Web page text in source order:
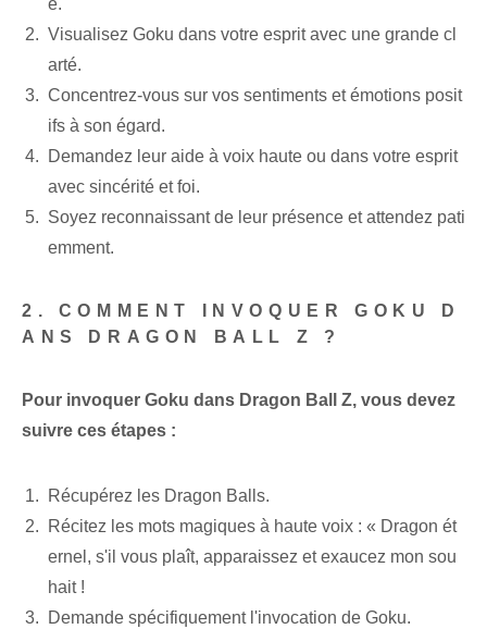
e.
Visualisez Goku dans votre esprit avec une grande cl
arté.
Concentrez-vous sur vos sentiments et émotions posit
ifs à son égard.
Demandez leur aide à voix haute ou​ dans votre esprit⁤
avec sincérité et‌ foi.
Soyez reconnaissant de leur présence et attendez pati
emment.
2. COMMENT INVOQUER GOKU D
ANS DRAGON BALL Z ?
Pour invoquer ‌Goku​ dans Dragon Ball Z⁢, vous devez
suivre ces étapes :
Récupérez les Dragon Balls.
Récitez les mots magiques à haute voix : « Dragon ét
ernel, s'il vous plaît, apparaissez et exaucez mon sou
hait !
Demande spécifiquement l'invocation de Goku.